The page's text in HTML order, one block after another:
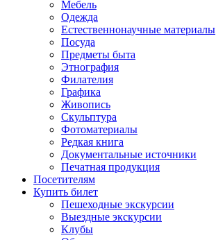
Мебель
Одежда
Естественнонаучные материалы
Посуда
Предметы быта
Этнография
Филателия
Графика
Живопись
Скульптура
Фотоматериалы
Редкая книга
Документальные источники
Печатная продукция
Посетителям
Купить билет
Пешеходные экскурсии
Выездные экскурсии
Клубы